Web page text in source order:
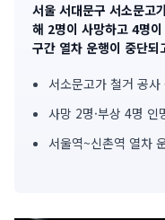
기
사
핵
심
서울 서대문구 서소문고
해 2명이 사망하고 4명
구간 열차 운행이 중단
서소문고가 철거 공
사망 2명·부상 4명 인
서울역~신촌역 열차